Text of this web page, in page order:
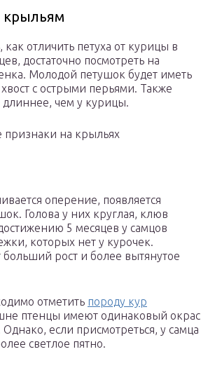
крыльям
отличить петуха от курицы в
достаточно посмотреть на
Молодой петушок будет иметь
с острыми перьями. Также
длиннее, чем у курицы.
признаки на крыльях
оперение, появляется
Голова у них круглая, клюв
5 месяцев у самцов
которых нет у курочек.
рост и более вытянутое
отметить породу кур
птенцы имеют одинаковый окрас
если присмотреться, у самца
светлое пятно.